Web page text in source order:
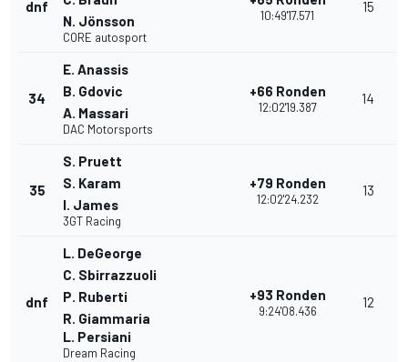
dnf
N. Jönsson
CORE autosport
10:49'17.571
15
34
E. Anassis
B. Gdovic
A. Massari
DAC Motorsports
+66 Ronden
12:02'19.387
14
35
S. Pruett
S. Karam
I. James
3GT Racing
+79 Ronden
12:02'24.232
13
dnf
L. DeGeorge
C. Sbirrazzuoli
P. Ruberti
R. Giammaria
L. Persiani
Dream Racing
+93 Ronden
9:24'08.436
12